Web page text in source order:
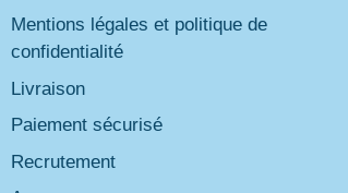
Mentions légales et politique de
confidentialité
Livraison
Paiement sécurisé
Recrutement